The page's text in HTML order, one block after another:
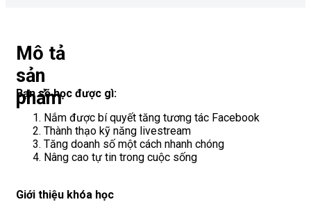
Mô tả
sản
phẩm
Bạn sẽ học được gì:
Nắm được bí quyết tăng tương tác Facebook
Thành thạo kỹ năng livestream
Tăng doanh số một cách nhanh chóng
Nâng cao tự tin trong cuộc sống
Giới thiệu khóa học